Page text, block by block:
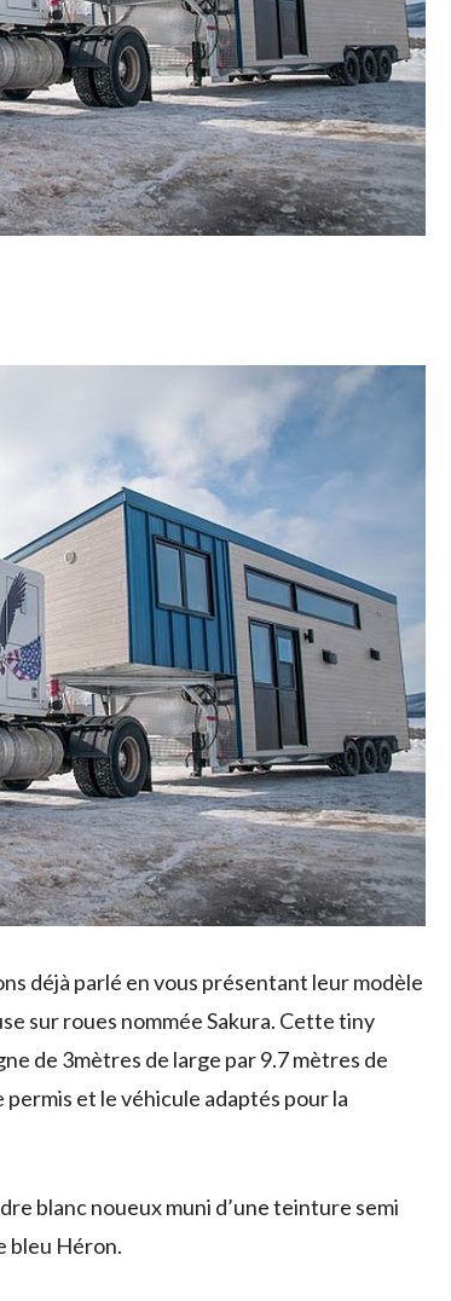
déjà parlé en vous présentant leur modèle
sur roues nommée Sakura. Cette tiny
de 3mètres de large par 9.7 mètres de
permis et le véhicule adaptés pour la
blanc noueux muni d’une teinture semi
bleu Héron.